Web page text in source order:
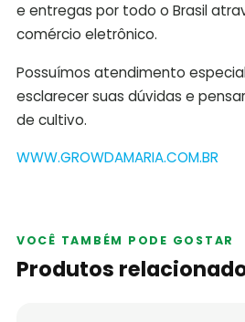
e entregas por todo o Brasil
comércio eletrônico.
Possuímos atendimento
esclarecer suas dúvidas e
de cultivo.
WWW.GROWDAMARIA.COM.BR
VOCÊ TAMBÉM PODE GOSTAR
Produtos